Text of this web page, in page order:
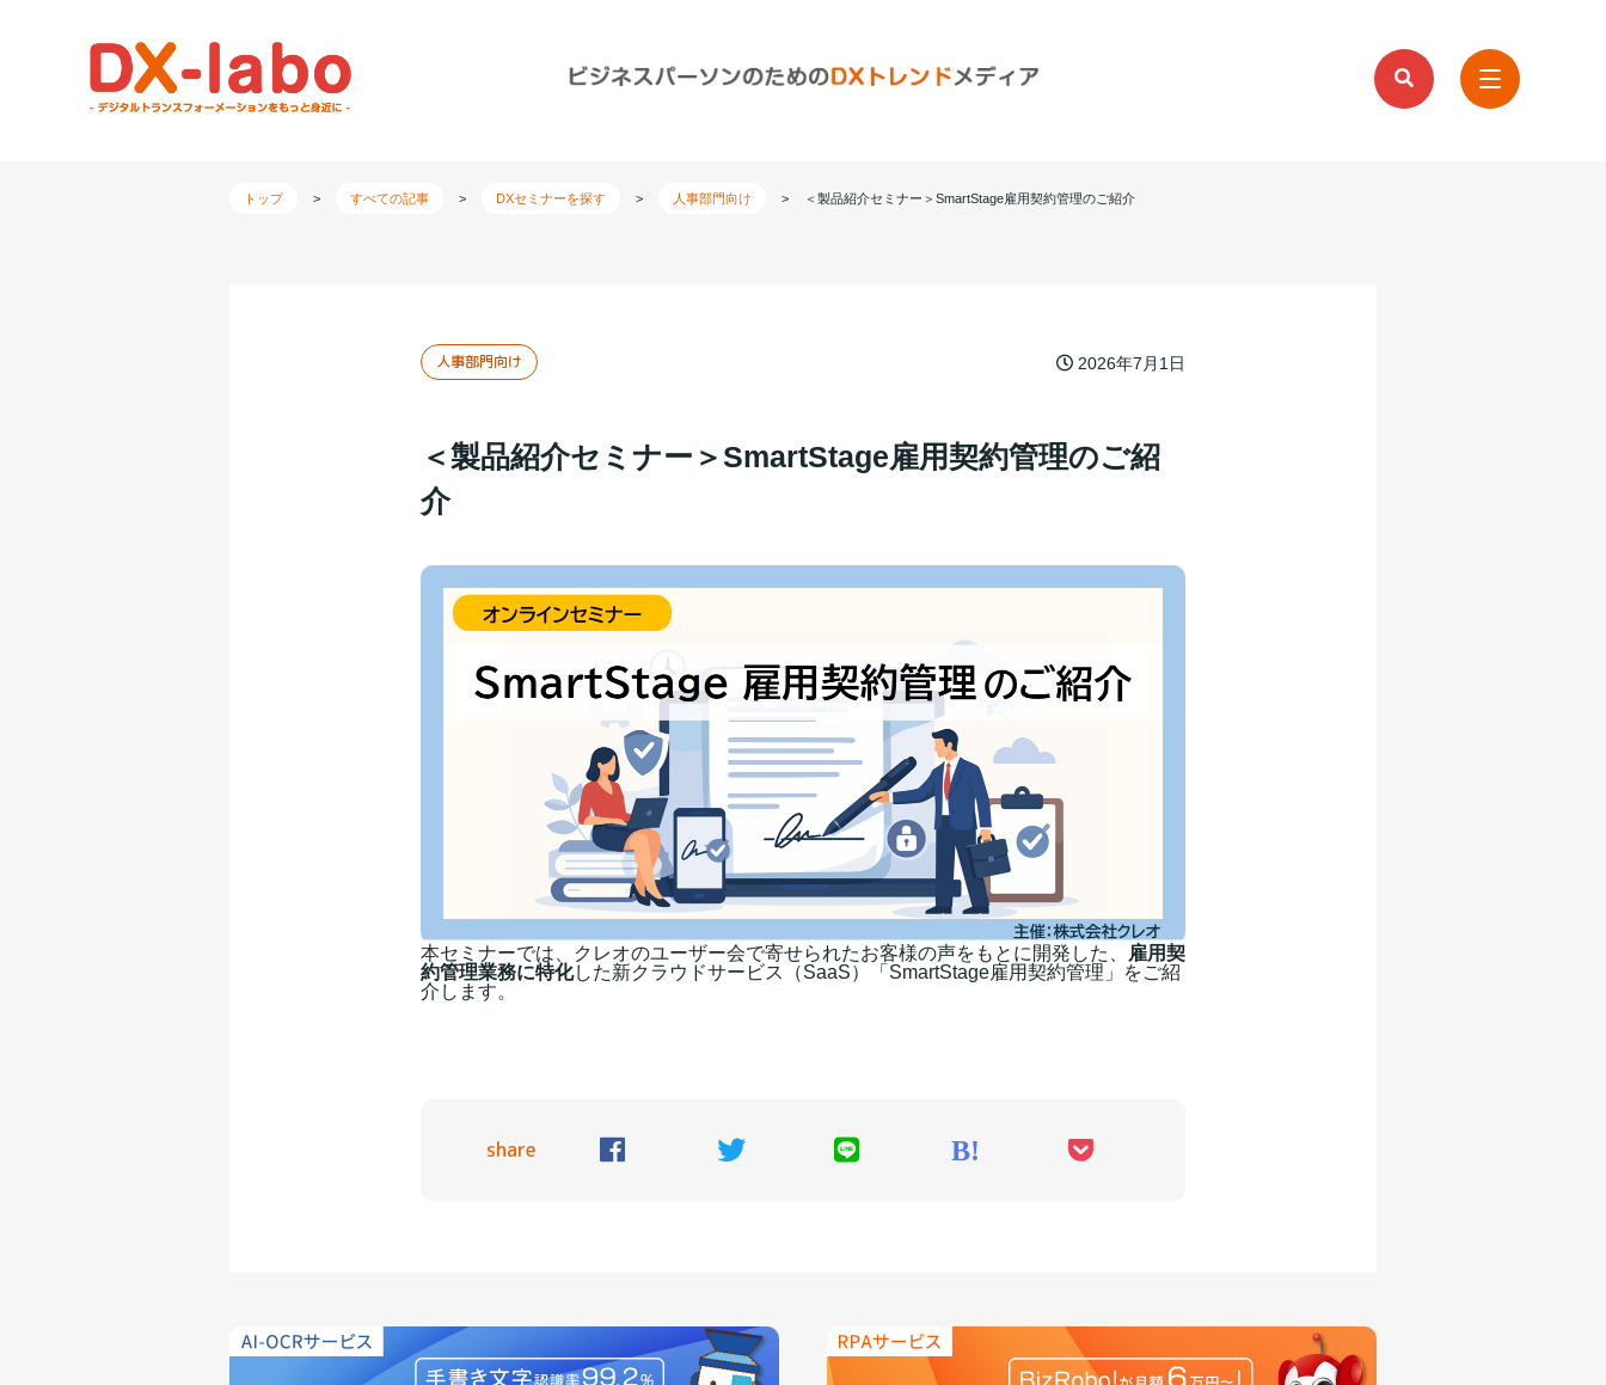
トップ > すべての記事 > DXセミナーを探す > 人事部門向け > ＜製品紹介セミナー＞SmartStage雇用契約管理のご紹介
人事部門向け 2026年7月1日
＜製品紹介セミナー＞SmartStage雇用契約管理のご紹
介
本セミナーでは、クレオのユーザー会で寄せられたお客様の声をもとに開発した、
雇用契
約管理業務に特化した新クラウドサービス（SaaS）「SmartStage雇用契約管理」をご紹
介します。
share